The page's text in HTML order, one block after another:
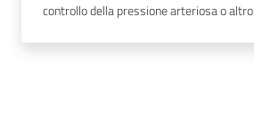
controllo della pressione arteriosa o altro